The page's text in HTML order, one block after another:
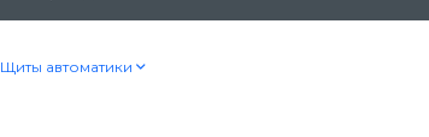
Щиты автоматики